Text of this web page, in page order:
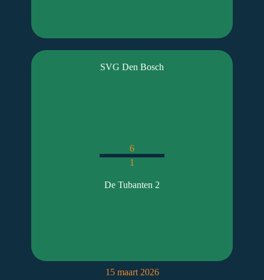
SVG Den Bosch
6
1
De Tubanten 2
15 maart 2026